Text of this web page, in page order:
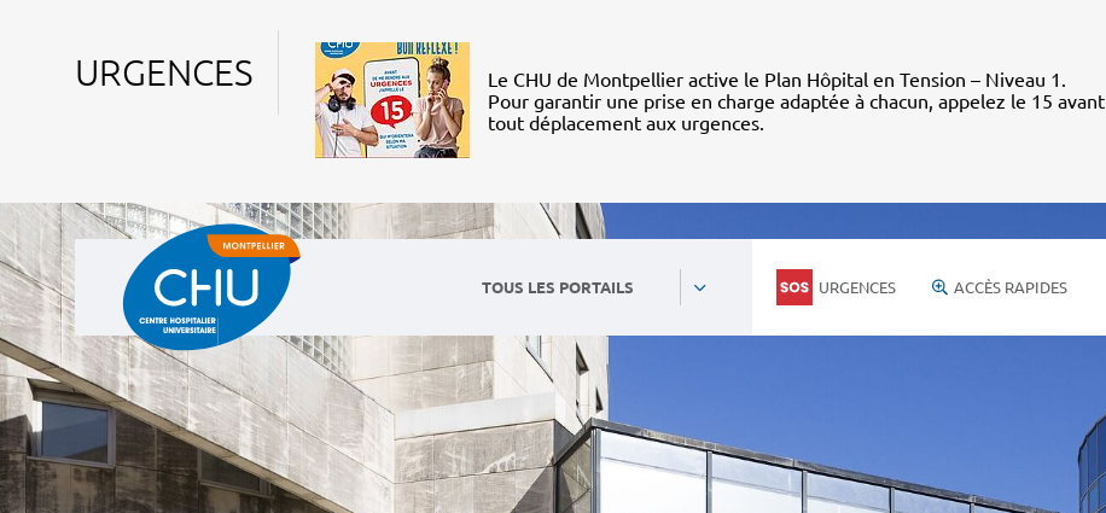
URGENCES
Le CHU de Montpellier active le Plan Hôpital en Tension – Niveau 1.
Pour garantir une prise en charge adaptée à chacun, appelez le 15 avant
tout déplacement aux urgences.
TOUS LES PORTAILS URGENCES ACCÈS RAPIDES